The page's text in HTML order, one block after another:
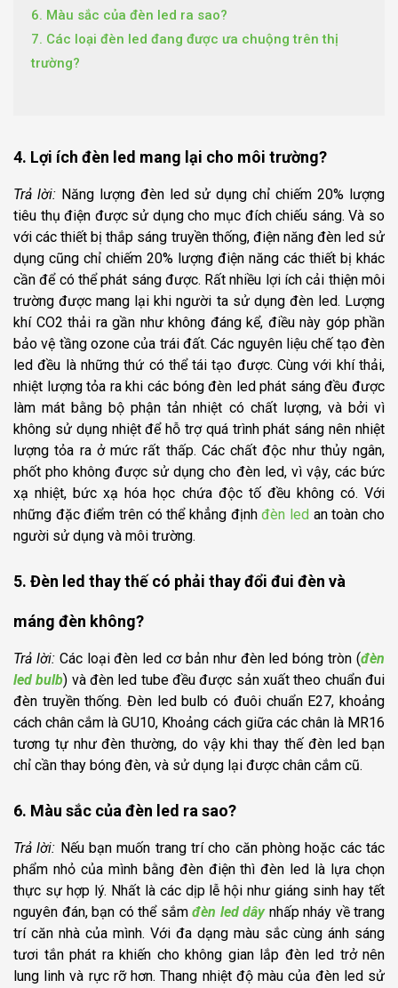
6. Màu sắc của đèn led ra sao?
7. Các loại đèn led đang được ưa chuộng trên thị
trường?
4. Lợi ích đèn led mang lại cho môi trường?
Trả lời:Năng lượng đèn led sử dụng chỉ chiếm 20% lượng
tiêu thụ điện được sử dụng cho mục đích chiếu sáng. Và so
với các thiết bị thắp sáng truyền thống, điện năng đèn led sử
dụng cũng chỉ chiếm 20% lượng điện năng các thiết bị khác
cần để có thể phát sáng được. Rất nhiều lợi ích cải thiện môi
trường được mang lại khi người ta sử dụng đèn led. Lượng
khí CO2 thải ra gần như không đáng kể, điều này góp phần
bảo vệ tầng ozone của trái đất. Các nguyên liệu chế tạo đèn
led đều là những thứ có thể tái tạo được. Cùng với khí thải,
nhiệt lượng tỏa ra khi các bóng đèn led phát sáng đều được
làm mát bằng bộ phận tản nhiệt có chất lượng, và bởi vì
không sử dụng nhiệt để hỗ trợ quá trình phát sáng nên nhiệt
lượng tỏa ra ở mức rất thấp. Các chất độc như thủy ngân,
phốt pho không được sử dụng cho đèn led, vì vậy, các bức
xạ nhiệt, bức xạ hóa học chứa độc tố đều không có. Với
những đặc điểm trên có thể khẳng địnhđèn led an toàn cho
người sử dụng và môi trường.
5. Đèn led thay thế có phải thay đổi đui đèn và
máng đèn không?
Trả lời:Các loại đèn led cơ bản như đèn led bóng tròn (đèn
led bulb) và đèn led tube đều được sản xuất theo chuẩn đui
đèn truyền thống. Đèn led bulb có đuôi chuẩn E27, khoảng
cách chân cắm là GU10, Khoảng cách giữa các chân là MR16
tương tự như đèn thường, do vậy khi thay thế đèn led bạn
chỉ cần thay bóng đèn, và sử dụng lại được chân cắm cũ.
6. Màu sắc của đèn led ra sao?
Trả lời: Nếu bạn muốn trang trí cho căn phòng hoặc các tác
phẩm nhỏ của mình bằng đèn điện thì đèn led là lựa chọn
thực sự hợp lý. Nhất là các dịp lễ hội như giáng sinh hay tết
nguyên đán, bạn có thể sắm đèn led dây nhấp nháy về trang
trí căn nhà của mình. Với đa dạng màu sắc cùng ánh sáng
tươi tắn phát ra khiến cho không gian lắp đèn led trở nên
lung linh và rực rỡ hơn. Thang nhiệt độ màu của đèn led sử